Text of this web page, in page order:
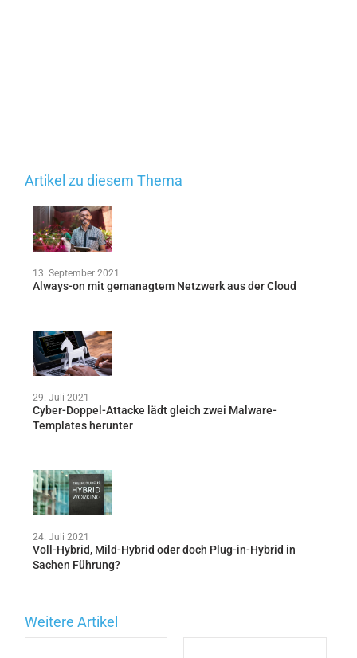
Artikel zu diesem Thema
13. September 2021
Always-on mit gemanagtem Netzwerk aus der Cloud
29. Juli 2021
Cyber-Doppel-Attacke lädt gleich zwei Malware-
Templates herunter
24. Juli 2021
Voll-Hybrid, Mild-Hybrid oder doch Plug-in-Hybrid in
Sachen Führung?
Weitere Artikel